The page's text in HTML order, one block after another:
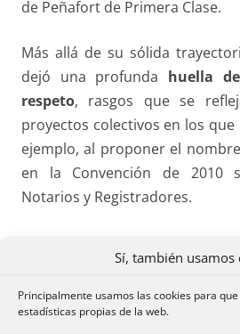
Sí, también usamos
Principalmente usamos las cookies para
estadísticas propias de la web.
de Peñafort de Primera Clase.
Más allá de su sólida
dejó una profunda huella
respeto, rasgos que se
proyectos colectivos en los
ejemplo, al proponer el
en la Convención de 2010
Notarios y Registradores.
de su familia, amigos y
nuestro reconocimiento a
Derecho, a la docencia y al